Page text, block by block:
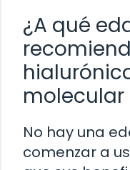
¿A qué
molecular
No hay una
comenzar a